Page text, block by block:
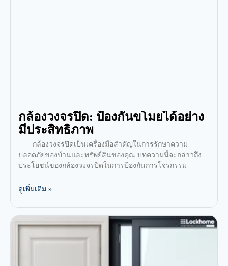
กล้องวงจรปิด: ป้องกันขโมยได้อย่าง
มีประสิทธิภาพ
กล้องวงจรปิดเป็นเครื่องมือสำคัญในการรักษาความ
ปลอดภัยของบ้านและทรัพย์สินของคุณ บทความนี้จะกล่าวถึง
ประโยชน์ของกล้องวงจรปิดในการป้องกันการโจรกรรม
ดูเพิ่มเติม »